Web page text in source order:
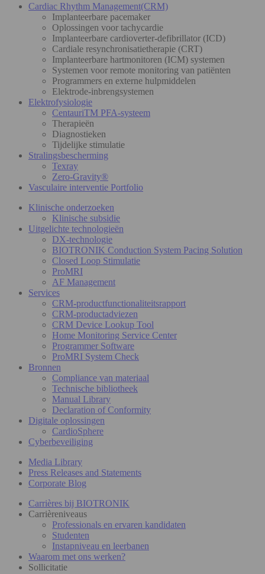
Cardiac Rhythm Management(CRM)
Implanteerbare pacemaker
Oplossingen voor tachycardie
Implanteerbare cardioverter-defibrillator (ICD)
Cardiale resynchronisatietherapie (CRT)
Implanteerbare hartmonitoren (ICM) systemen
Systemen voor remote monitoring van patiënten
Programmers en externe hulpmiddelen
Elektrode-inbrengsystemen
Elektrofysiologie
CentauriTM PFA-systeem
Therapieën
Diagnostieken
Tijdelijke stimulatie
Stralingsbescherming
Texray
Zero-Gravity®
Vasculaire interventie Portfolio
Klinische onderzoeken
Klinische subsidie
Uitgelichte technologieën
DX-technologie
BIOTRONIK Conduction System Pacing Solution
Closed Loop Stimulatie
ProMRI
AF Management
Services
CRM-productfunctionaliteitsrapport
CRM-productadviezen
CRM Device Lookup Tool
Home Monitoring Service Center
Programmer Software
ProMRI System Check
Bronnen
Compliance van materiaal
Technische bibliotheek
Manual Library
Declaration of Conformity
Digitale oplossingen
CardioSphere
Cyberbeveiliging
Media Library
Press Releases and Statements
Corporate Blog
Carrières bij BIOTRONIK
Carrièreniveaus
Professionals en ervaren kandidaten
Studenten
Instapniveau en leerbanen
Waarom met ons werken?
Sollicitatie